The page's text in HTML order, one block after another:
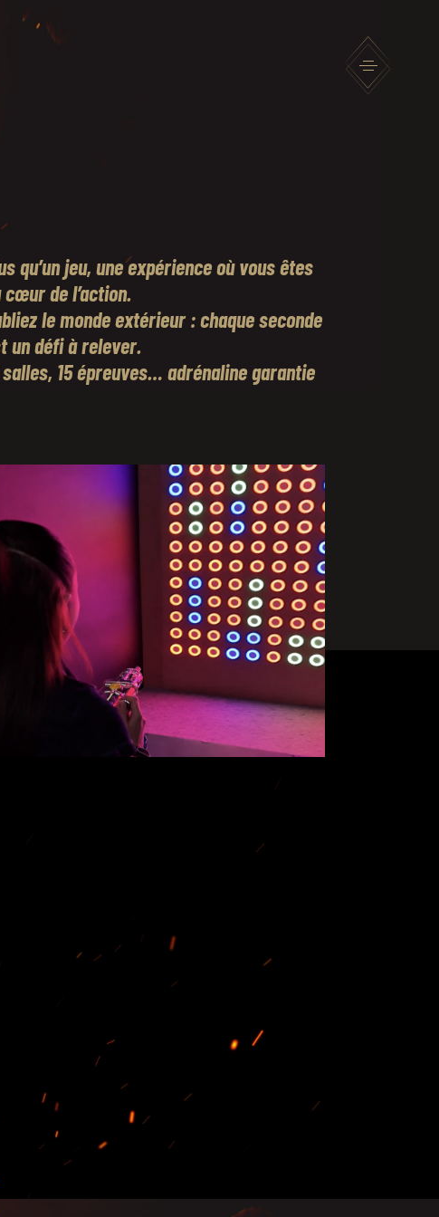
qu’un jeu, une expérience où vous êtes
cœur de l’action.
le monde extérieur : chaque seconde
un défi à relever.
salles, 15 épreuves… adrénaline garantie